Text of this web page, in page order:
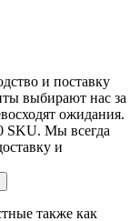
и поставку
выбирают нас за
ожидания.
SKU. Мы всегда
и
также как